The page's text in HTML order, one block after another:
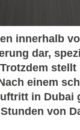
innerhalb
dar,
einem
in
von
Morgan